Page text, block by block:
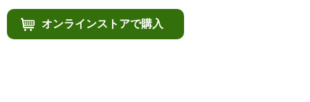
オンラインストアで購入